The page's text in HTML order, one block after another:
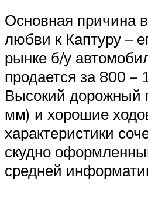
Основная причина
любви к Каптуру –
рынке б/у
продается за 800 –
Высокий дорожный
мм) и хорошие
характеристики
скудно
средней